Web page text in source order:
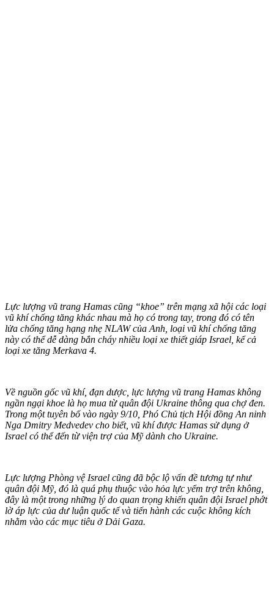
Lực lượng vũ trang Hamas cũng “khoe” trên mạng xã hội các loại
vũ khí chống tăng khác nhau mà họ có trong tay, trong đó có tên
lửa chống tăng hạng nhẹ NLAW của Anh, loại vũ khí chống tăng
này có thể dễ dàng bắn cháy nhiều loại xe thiết giáp Israel, kể cả
loại xe tăng Merkava 4.
Về nguồn gốc vũ khí, đạn dược, lực lượng vũ trang Hamas không
ngần ngại khoe là họ mua từ quân đội Ukraine thông qua chợ đen.
Trong một tuyên bố vào ngày 9/10, Phó Chủ tịch Hội đồng An ninh
Nga Dmitry Medvedev cho biết, vũ khí được Hamas sử dụng ở
Israel có thể đến từ viện trợ của Mỹ dành cho Ukraine.
Lực lượng Phòng vệ Israel cũng đã bộc lộ vấn đề tương tự như
quân đội Mỹ, đó là quá phụ thuộc vào hỏa lực yểm trợ trên không,
đây là một trong những lý do quan trọng khiến quân đội Israel phớt
lờ áp lực của dư luận quốc tế và tiến hành các cuộc không kích
nhằm vào các mục tiêu ở Dải Gaza.